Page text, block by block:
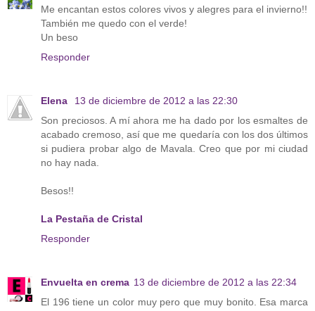
Me encantan estos colores vivos y alegres para el invierno!!
También me quedo con el verde!
Un beso
Responder
Elena
13 de diciembre de 2012 a las 22:30
Son preciosos. A mí ahora me ha dado por los esmaltes de
acabado cremoso, así que me quedaría con los dos últimos
si pudiera probar algo de Mavala. Creo que por mi ciudad
no hay nada.
Besos!!
La Pestaña de Cristal
Responder
Envuelta en crema 13 de diciembre de 2012 a las 22:34
El 196 tiene un color muy pero que muy bonito. Esa marca